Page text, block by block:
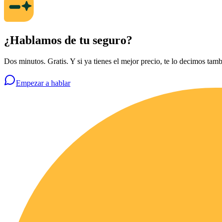
¿Hablamos de tu seguro?
Dos minutos. Gratis. Y si ya tienes el mejor precio, te lo decimos
Empezar a hablar